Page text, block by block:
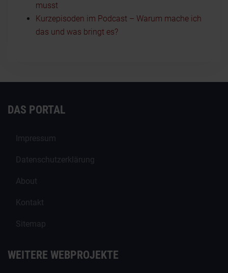
musst
Kurzepisoden im Podcast – Warum mache ich
das und was bringt es?
DAS PORTAL
Impressum
Datenschutzerklärung
About
Kontakt
Sitemap
WEITERE WEBPROJEKTE